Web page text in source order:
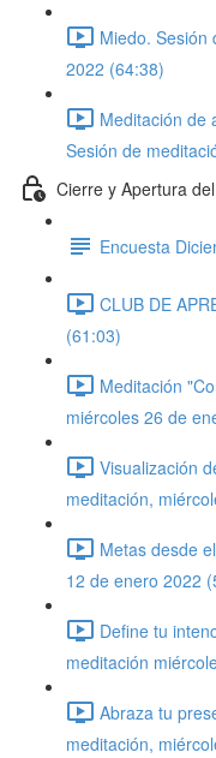
Miedo. Sesión
2022 (64:38)
Meditación de
Sesión de
Cierre y Apertura
Encuesta
CLUB DE
(61:03)
Meditación
miércoles 26 de
Visualización
meditación,
Metas desde
12 de enero 2022
Define tu
meditación
Abraza tu
meditación,